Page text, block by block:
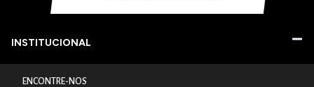
INSTITUCIONAL
ENCONTRE-NOS